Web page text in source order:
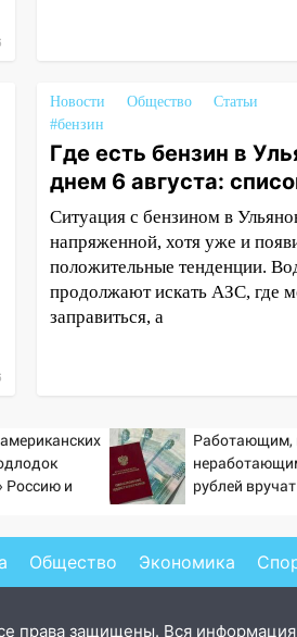
Новости Общество
Статьи
#бензин
Где есть бензин в
днем 6 августа:
Ситуация с бензином в
напряженной, хотя уже и
положительные тенденции.
продолжают искать АЗС, где
заправиться, а
Россию и
Работающим,
рублей вручат
Общество Экономика
права защищены. Вся